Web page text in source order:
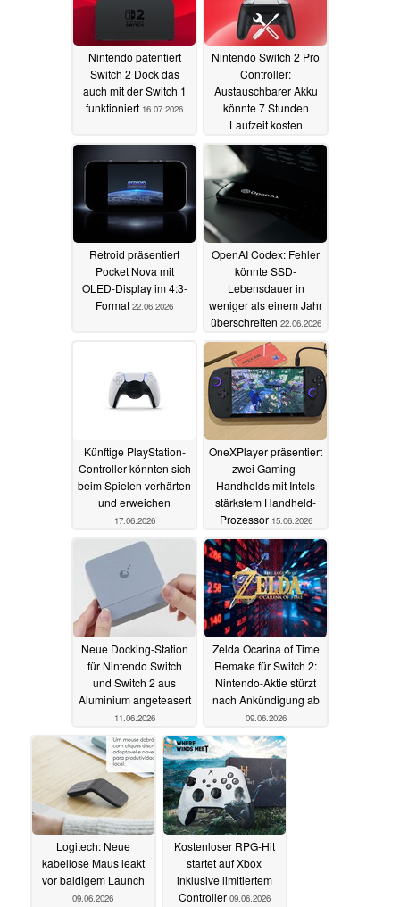
Nintendo patentiert
Switch 2 Dock das
auch mit der Switch 1
funktioniert 16.07.2026
Nintendo Switch 2 Pro
Controller:
Austauschbarer Akku
könnte 7 Stunden
Laufzeit kosten
07.07.2026
Retroid präsentiert
Pocket Nova mit
OLED-Display im 4:3-
Format 22.06.2026
OpenAI Codex: Fehler
könnte SSD-
Lebensdauer in
weniger als einem Jahr
überschreiten 22.06.2026
Künftige PlayStation-
Controller könnten sich
beim Spielen verhärten
und erweichen
17.06.2026
OneXPlayer präsentiert
zwei Gaming-
Handhelds mit Intels
stärkstem Handheld-
Prozessor 15.06.2026
Neue Docking-Station
für Nintendo Switch
und Switch 2 aus
Aluminium angeteasert
11.06.2026
Zelda Ocarina of Time
Remake für Switch 2:
Nintendo-Aktie stürzt
nach Ankündigung ab
09.06.2026
Logitech: Neue
kabellose Maus leakt
vor baldigem Launch
09.06.2026
Kostenloser RPG-Hit
startet auf Xbox
inklusive limitiertem
Controller 09.06.2026